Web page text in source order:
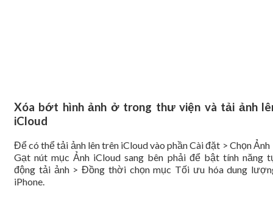
Xóa bớt hình ảnh ở trong thư viện và tải ảnh
iCloud
Để có thể tải ảnh lên trên iCloud vào phần Cài đặt > Chọn Ảnh
Gạt nút mục Ảnh iCloud sang bên phải để bật tính năng
động tải ảnh > Đồng thời chọn mục Tối ưu hóa dung
iPhone.